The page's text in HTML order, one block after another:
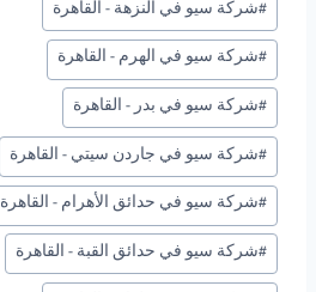
#شركة سيو في النزهة - القاهرة
#شركة سيو في الهرم - القاهرة
#شركة سيو في بدر - القاهرة
#شركة سيو في جاردن سيتي - القاهرة
#شركة سيو في حدائق الأهرام - القاهرة
#شركة سيو في حدائق القبة - القاهرة